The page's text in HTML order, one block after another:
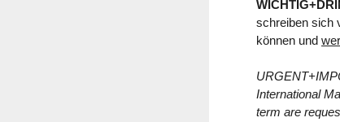
schreiben sich
können und
International
term are